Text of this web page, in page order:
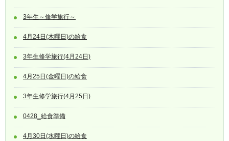
3年生～修学旅行～
4月24日(木曜日)の給食
3年生修学旅行(4月24日)
4月25日(金曜日)の給食
3年生修学旅行(4月25日)
0428_給食準備
4月30日(水曜日)の給食